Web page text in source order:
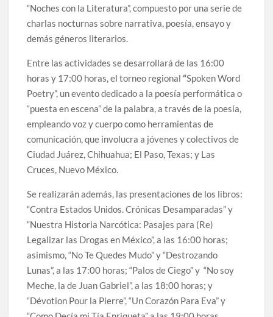
“Noches con la Literatura”, compuesto por una serie de
charlas nocturnas sobre narrativa, poesía, ensayo y
demás géneros literarios.
Entre las actividades se desarrollará de las 16:00
horas y 17:00 horas, el torneo regional “Spoken Word
Poetry”, un evento dedicado a la poesía performática o
“puesta en escena” de la palabra, a través de la poesía,
empleando voz y cuerpo como herramientas de
comunicación, que involucra a jóvenes y colectivos de
Ciudad Juárez, Chihuahua; El Paso, Texas; y Las
Cruces, Nuevo México.
Se realizarán además, las presentaciones de los libros:
“Contra Estados Unidos. Crónicas Desamparadas” y
“Nuestra Historia Narcótica: Pasajes para (Re)
Legalizar las Drogas en México”, a las 16:00 horas;
asimismo, “No Te Quedes Mudo” y “Destrozando
Lunas”, a las 17:00 horas; “Palos de Ciego” y “No soy
Meche, la de Juan Gabriel”, a las 18:00 horas; y
“Dévotion Pour la Pierre”, “Un Corazón Para Eva” y